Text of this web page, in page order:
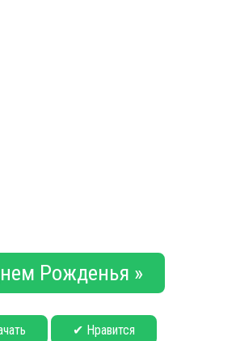
Рожденья »
✔ Нравится